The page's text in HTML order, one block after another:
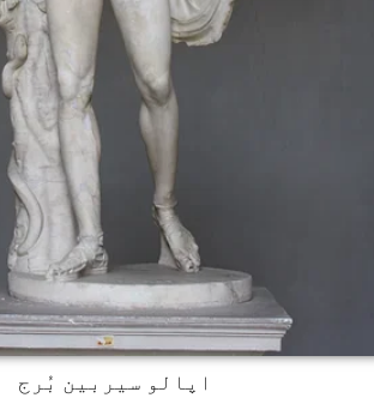
اپالو سیربین بُرج